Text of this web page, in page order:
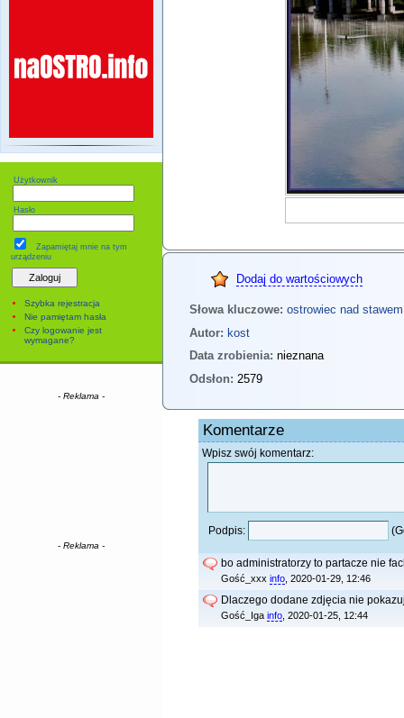
Użytkownik
Hasło
Zapamiętaj mniena tym
urządzeniu
Szybka rejestracja
Nie pamiętam hasła
Czy logowanie jest
wymagane?
- Reklama -
- Reklama -
Dodaj do wartościowych
Słowa kluczowe: ostrowiec nad stawem
Autor: kost
Data zrobienia: nieznana
Odsłon: 2579
Komentarze
Wpisz swój komentarz:
Podpis:
bo administratorzy to partacze nie
Gość_xxx info , 2020-01-29, 12:46
Dlaczego dodane zdjęcia nie
Gość_Iga info , 2020-01-25, 12:44